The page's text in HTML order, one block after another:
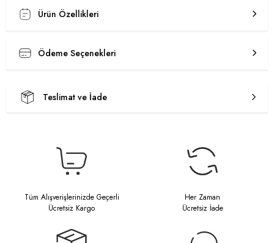
Ürün Özellikleri
Ödeme Seçenekleri
Teslimat ve İade
Tüm Alışverişlerinizde Geçerli
Ücretsiz Kargo
Her Zaman
Ücretsiz İade